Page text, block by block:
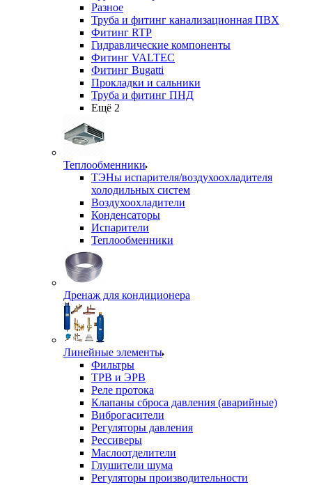
Разное
Труба и фитинг канализационная ПВХ
Фитинг RTP
Гидравлические компоненты
Фитинг VALTEC
Фитинг Bugatti
Прокладки и сальники
Труба и фитинг ПНД
Ещё 2
Теплообменники
ТЭНы испарителя/воздухоохладителя
холодильных систем
Воздухоохладители
Конденсаторы
Испарители
Теплообменники
Дренаж для кондиционера
Линейные элементы
Фильтры
ТРВ и ЭРВ
Реле протока
Клапаны сброса давления (аварийные)
Виброгасители
Регуляторы давления
Рессиверы
Маслоотделители
Глушители шума
Регуляторы производительности